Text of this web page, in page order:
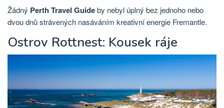
Žádný Perth Travel Guideby nebyl úplný bez jednoho nebo
dvou dnů strávených nasáváním kreativní energie Fremantle.
Ostrov Rottnest: Kousek ráje